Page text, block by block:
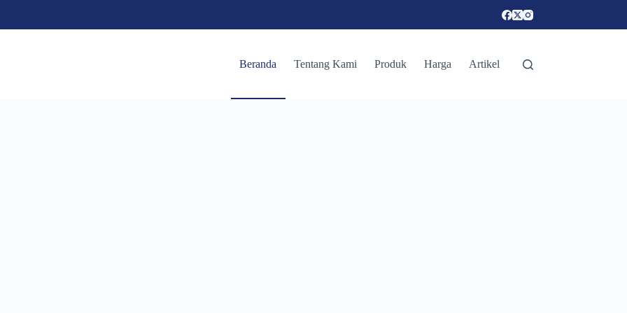
Beranda Tentang Kami Produk Harga Artikel